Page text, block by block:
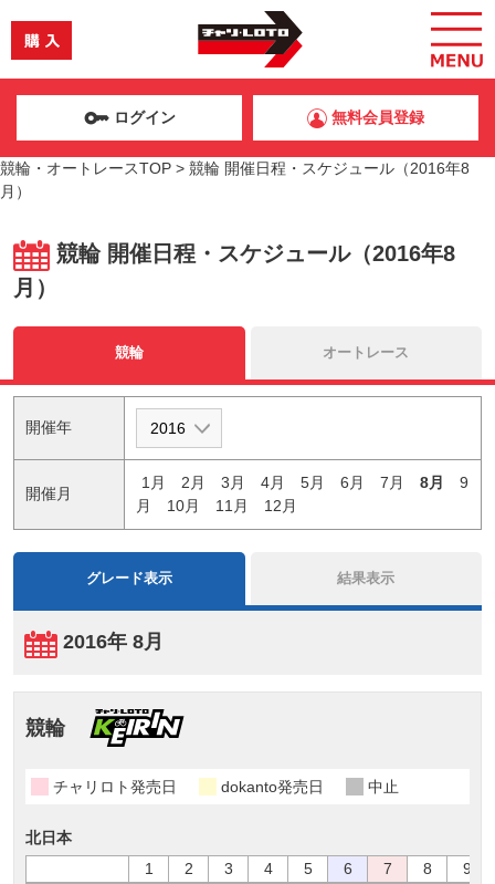
ログイン 無料会員登録
競輪・オートレースTOP > 競輪 開催日程・スケジュール（2016年8
月）
競輪 開催日程・スケジュール（2016年8
月）
競輪 オートレース
開催年
開催月
1月 2月 3月 4月 5月 6月 7月 8月
9
月
10月 11月 12月
グレード表示 結果表示
2016年 8月
競輪
チャリロト発売日 dokanto発売日 中止
北日本
1
2 3 4 5 6 7 8 9